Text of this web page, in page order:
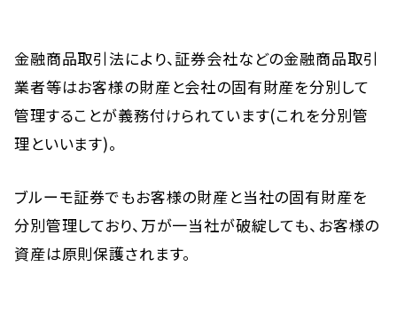
金融商品取引法により、証券会社などの金融商品取引
業者等はお客様の財産と会社の固有財産を分別して
管理することが義務付けられています(これを分別管
理といいます)。
ブルーモ証券でもお客様の財産と当社の固有財産を
分別管理しており、万が一当社が破綻しても、お客様の
資産は原則保護されます。